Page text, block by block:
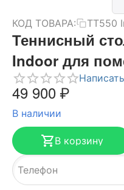
КОД ТОВАРА: TT550
Теннисный
Indoor для
49 900₽
В наличии
В корзину